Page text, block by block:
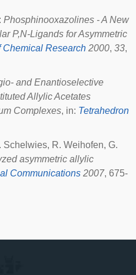
Phosphinooxazolines - A New
P,N-Ligands for Asymmetric
Chemical Research 2000, 33,
and Enantioselective
Allylic Acetates
Complexes, in: Tetrahedron
Schelwies, R. Weihofen, G.
asymmetric allylic
Communications 2007, 675-